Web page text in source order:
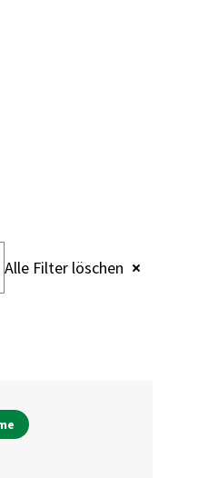
Alle Filter löschen